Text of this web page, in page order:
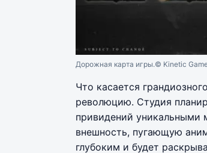
Дорожная карта игры.© Kinetic
Что касается
революцию. Студия
привидений уникальными
внешность, пугающую
глубоким и будет